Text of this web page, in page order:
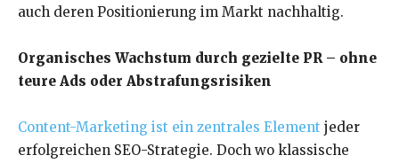
auch deren Positionierung im Markt nachhaltig.
Organisches Wachstum durch gezielte PR – ohne
teure Ads oder Abstrafungsrisiken
Content-Marketing ist ein zentrales Element jeder
erfolgreichen SEO-Strategie. Doch wo klassische